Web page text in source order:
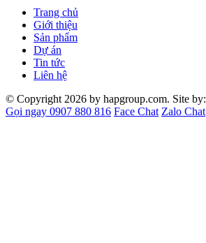
Trang chủ
Giới thiệu
Sản phẩm
Dự án
Tin tức
Liên hệ
© Copyright 2026 by hapgroup.com. Site by:
Gọi ngay 0907 880 816 Face Chat Zalo Chat